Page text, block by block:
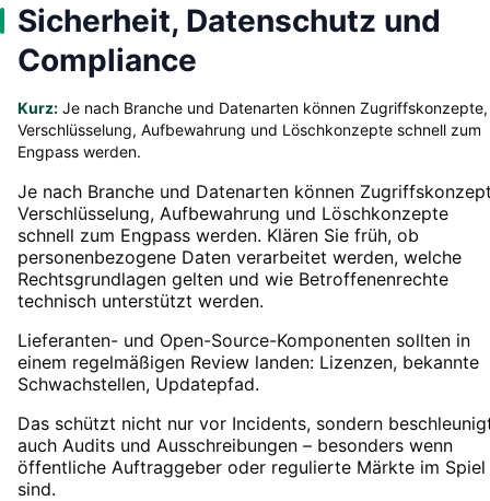
Sicherheit, Datenschutz und
Compliance
Kurz: Je nach Branche und Datenarten können Zugriffskonzepte,
Verschlüsselung, Aufbewahrung und Löschkonzepte schnell zum
Engpass werden.
Je nach Branche und Datenarten können
Verschlüsselung, Aufbewahrung und Löschkonzepte
schnell zum Engpass werden. Klären Sie früh, ob
personenbezogene Daten verarbeitet werden, welche
Rechtsgrundlagen gelten und wie Betroffenenrechte
technisch unterstützt werden.
Lieferanten- und Open-Source-Komponenten sollten in
einem regelmäßigen Review landen: Lizenzen, bekannte
Schwachstellen, Updatepfad.
Das schützt nicht nur vor Incidents, sondern
auch Audits und Ausschreibungen – besonders wenn
öffentliche Auftraggeber oder regulierte Märkte im Spiel
sind.